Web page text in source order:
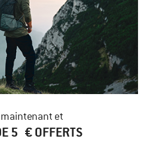
et
5 € OFFERTS